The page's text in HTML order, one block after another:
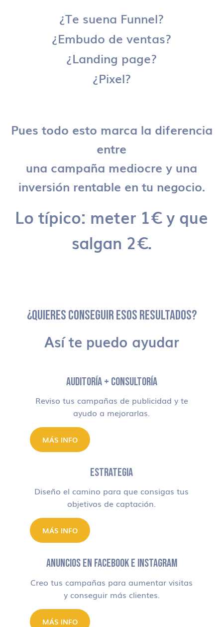
¿Te suena Funnel?
¿Embudo de ventas?
¿Landing page?
¿Pixel?
Pues todo esto marca la diferencia
entre
una campaña mediocre y una
inversión rentable en tu negocio.
Lo típico: meter 1€ y que
salgan 2€.
¿QUIERES CONSEGUIR ESOS RESULTADOS?
Así te puedo ayudar
AUDITORÍA + CONSULTORÍA
Reviso tus campañas de publicidad y te
ayudo a mejorarlas.
MÁS INFO
ESTRATEGIA
Diseño el camino para que consigas tus
objetivos de captación.
MÁS INFO
ANUNCIOS EN FACEBOOK E INSTAGRAM
Creo tus campañas para aumentar visitas
y conseguir más clientes.
MÁS INFO